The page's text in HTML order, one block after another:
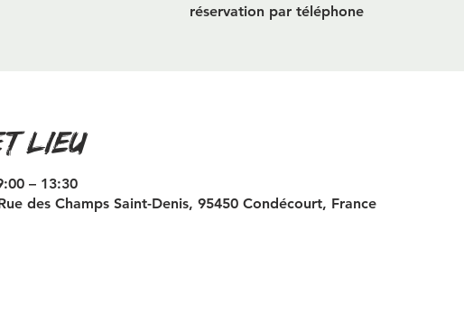
réservation par téléphone
lieu
– 13:30
des Champs Saint-Denis, 95450 Condécourt, France